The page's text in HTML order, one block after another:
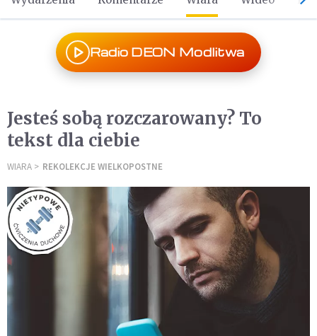
Radio DEON Modlitwa
Jesteś sobą rozczarowany? To
tekst dla ciebie
WIARA REKOLEKCJE WIELKOPOSTNE